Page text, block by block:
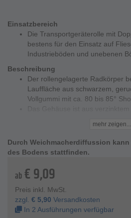
Einsatzbereich
Die Transportgeräterolle mit
bestens für den Einsatz auf
Industrieböden und unebenen
Beschreibung
Der rollengelagerte Radkörper
Lauffläche aus schwarzem,
Vollgummi mit ca. 80 bis 85°
Material Radkörper - Kunststoff
Material Lauffläche - Vollgummi,
Lager - Rollenlager
Radbreite - 25 bis 50 mm
Bauhöhe - 100 bis 235 mm
Ausladung - 36 bis 54 mm
mehr zeigen...
Durch Weichmacherdiffussion
des Bodens stattfinden.
ab €9,09
Preis inkl. MwSt.
zzgl. € 5,90 Versandkosten
In 2 Ausführungen verfügbar